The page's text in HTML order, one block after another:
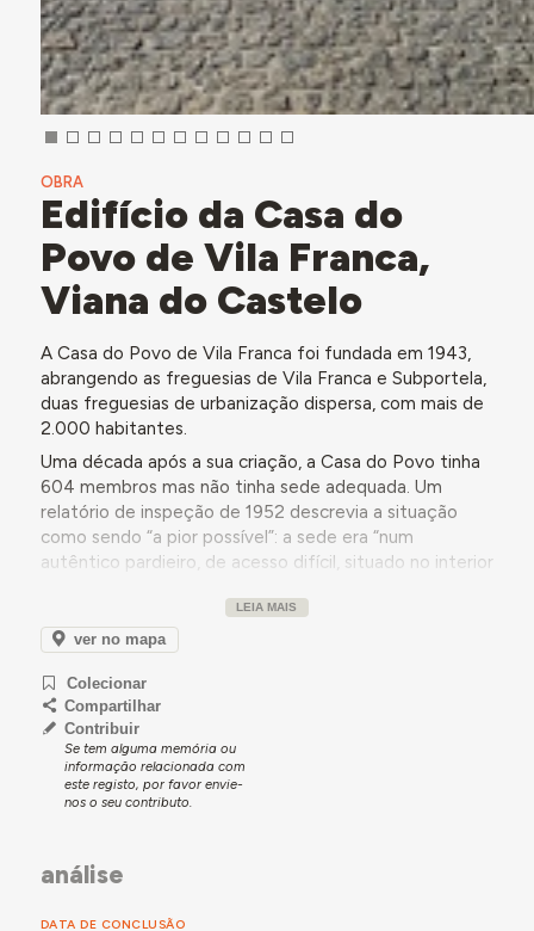
OBRA
Edifício da Casa do
Povo de Vila Franca,
Viana do Castelo
A Casa do Povo de Vila Franca foi fundada em 1943,
abrangendo as freguesias de Vila Franca e Subportela,
duas freguesias de urbanização dispersa, com mais de
2.000 habitantes.
Uma década após a sua criação, a Casa do Povo tinha
604 membros mas não tinha sede adequada. Um
relatório de inspeção de 1952 descrevia a situação
como sendo “a pior possível”: a sede era “num
autêntico pardieiro, de acesso difícil, situado no interior
humanos das duas freguesias”, funcionando no mesmo
espaço reduzido que um posto de ensino. Referia-se,
terreno junto à Igreja Matriz e aguardava
comparticipação do Estado e subsídio do Fundo
Comum das Casas do Povo para iniciar a construção da
sua sede. Entretanto, explicava-se ainda, a população
podia utilizar o terreno “por ocasião das festas típicas
de Vila Franca, onde [havia] um reservatório de ricas
tão interessante Festa das Rosas”. Referia-se ainda
que, embora a atuação da Casa do Povo fosse parca e
consequentemente a instituição pouco reputada no
LEIA MAIS
ver no mapa
Colecionar
Compartilhar
Contribuir
Se tem alguma memória ou
informação relacionada com
este registo, por favor envie-
nos o seu contributo.
análise
DATA DE CONCLUSÃO